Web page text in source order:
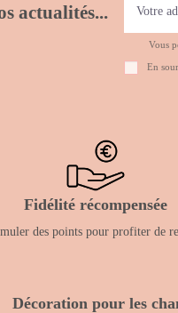
actualités...
Vous
En
Fidélité récompensée
des points pour profiter de
Décoration pour les